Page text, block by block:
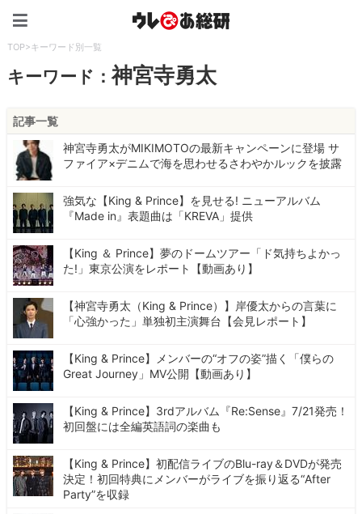
TOP>キーワード別一覧
キーワード：神宮寺勇太
記事一覧
神宮寺勇太がMIKIMOTOの最新キャンペーンに登場 サ
ファイア×デニムで海を思わせるさわやかルックを披露
強気な【King & Prince】を見せる! ニューアルバム
『Made in』表題曲は「KREVA」提供
【King ＆ Prince】夢のドームツアー「ド気持ちよかっ
た!」東京公演をレポート【動画あり】
【神宮寺勇太（King & Prince）】岸優太からの言葉に
「心強かった」単独初主演舞台【会見レポート】
【King & Prince】メンバーの“オフの姿”描く「僕らの
Great Journey」MV公開【動画あり】
【King & Prince】3rdアルバム『Re:Sense』7/21発売！
初回盤には全編英語詞の楽曲も
【King & Prince】初配信ライブのBlu-ray＆DVDが発売
決定！初回特典にメンバーがライブを振り返る“After
Party”を収録